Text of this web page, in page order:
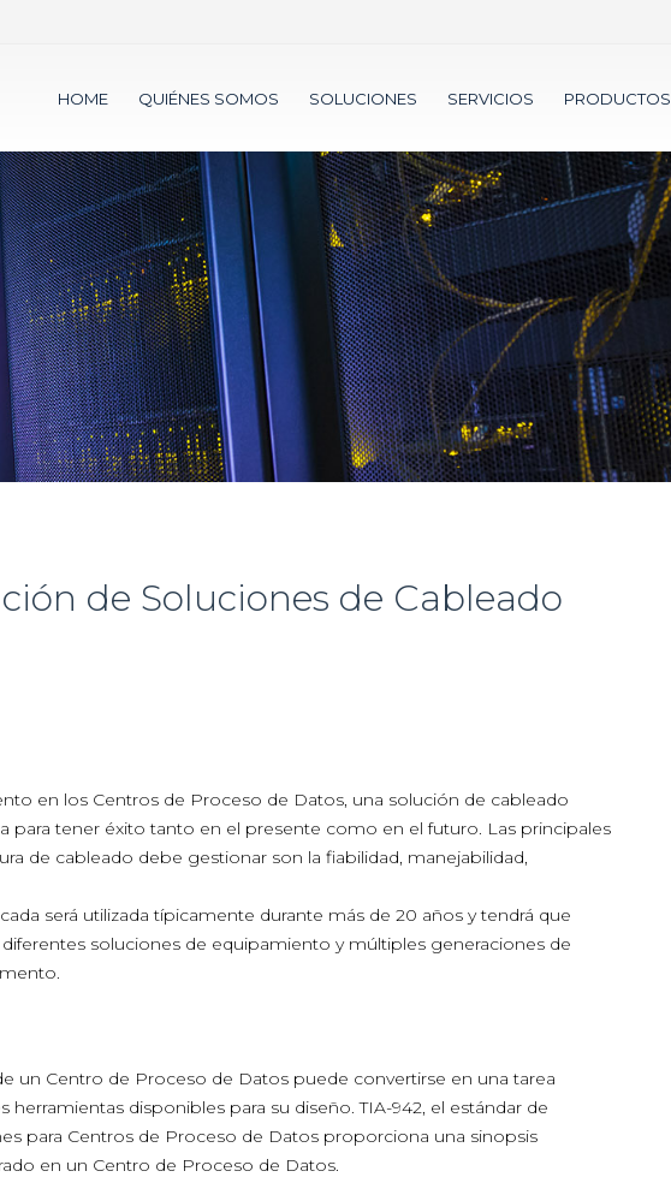
HOME QUIÉNES SOMOS SOLUCIONES SERVICIOS PRODUCTOS
de Soluciones de Cableado
en los Centros de Proceso de Datos, una solución de cableado
para tener éxito tanto en el presente como en el futuro. Las principales
de cableado debe gestionar son la fiabilidad, manejabilidad,
será utilizada típicamente durante más de 20 años y tendrá que
soluciones de equipamiento y múltiples generaciones de
un Centro de Proceso de Datos puede convertirse en una tarea
herramientas disponibles para su diseño. TIA-942, el estándar de
para Centros de Proceso de Datos proporciona una sinopsis
en un Centro de Proceso de Datos.